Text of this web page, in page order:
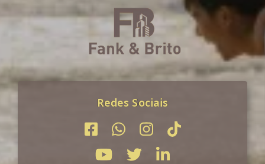
Redes Sociais